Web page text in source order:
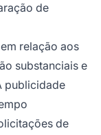
de
relação aos
substanciais e
publicidade
de